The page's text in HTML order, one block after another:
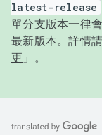
latest-release
單分支版本一律
最新版本。詳情
更 」。